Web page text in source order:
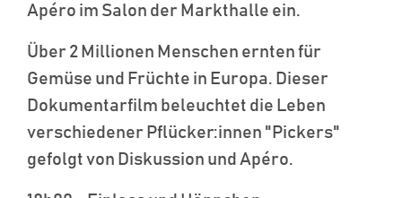
Apéro im Salon der Markthalle ein.
Über 2 Millionen Menschen ernten für
Gemüse und Früchte in Europa. Dieser
Dokumentarfilm beleuchtet die Leben
verschiedener Pflücker:innen "Pickers"
gefolgt von Diskussion und Apéro.